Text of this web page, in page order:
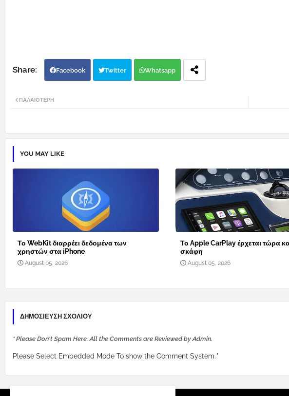
Facebook Twitter Whatsapp
ΠΑΛΑΙΌΤΕΡΗ
YOU MAY LIKE
Το WebKit διαρρέει δεδομένα των
χρηστών στα iPhone
August 05, 2026
Το Apple CarPlay έρχεται τώρα
σκάφη
August 05, 2026
ΔΗΜΟΣΊΕΥΣΗ ΣΧΟΛΊΟΥ
* Please Don't Spam Here. All the Comments are Reviewed by Admin.
Please Select Embedded Mode To show the Comment System.*